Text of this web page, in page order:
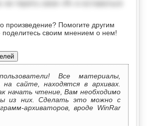
произведение? Помогите другим
поделитесь своим мнением о нем!
Все материалы,
сайте, находятся в архивах.
начать чтение, Вам необходимо
из них. Сделать это можно с
архиваторов, вроде WinRar